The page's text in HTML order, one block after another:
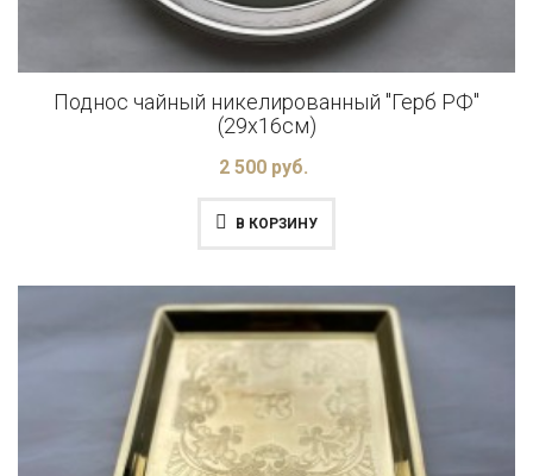
Поднос чайный никелированный "Герб РФ"
(29x16см)
2 500 руб.
В КОРЗИНУ